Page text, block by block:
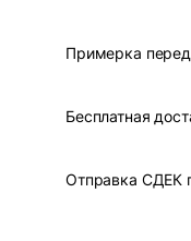
Примерка
Бесплатная
Отправка СДЕК